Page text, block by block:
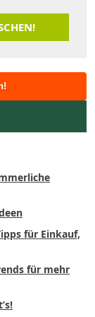
für Einkauf,
für mehr